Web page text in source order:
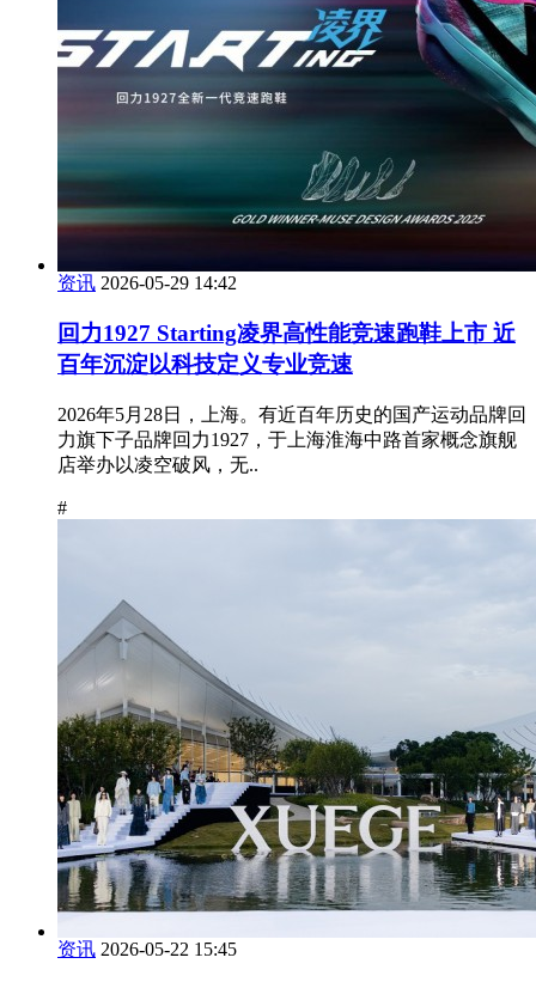
资讯 2026-05-29 14:42
回力1927 Starting凌界高性能竞速跑鞋上市 近
百年沉淀以科技定义专业竞速
2026年5月28日，上海。有近百年历史的国产运动品牌回
力旗下子品牌回力1927，于上海淮海中路首家概念旗舰
店举办以凌空破风，无..
#
资讯 2026-05-22 15:45